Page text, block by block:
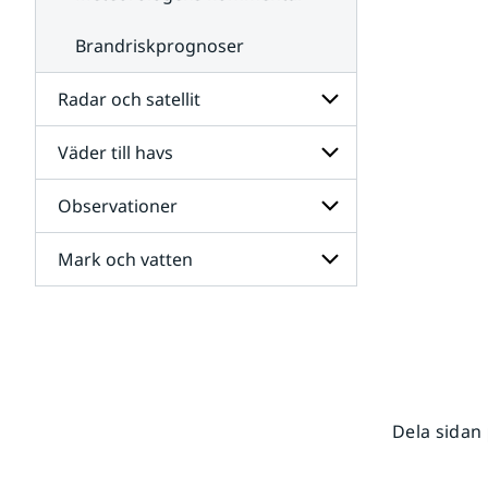
Brandriskprognoser
Radar och satellit
Undersidor
för
Radar
och
satellit
Väder till havs
Undersidor
för
Väder
till
havs
Observationer
Undersidor
för
Mark och vatten
Dela sidan